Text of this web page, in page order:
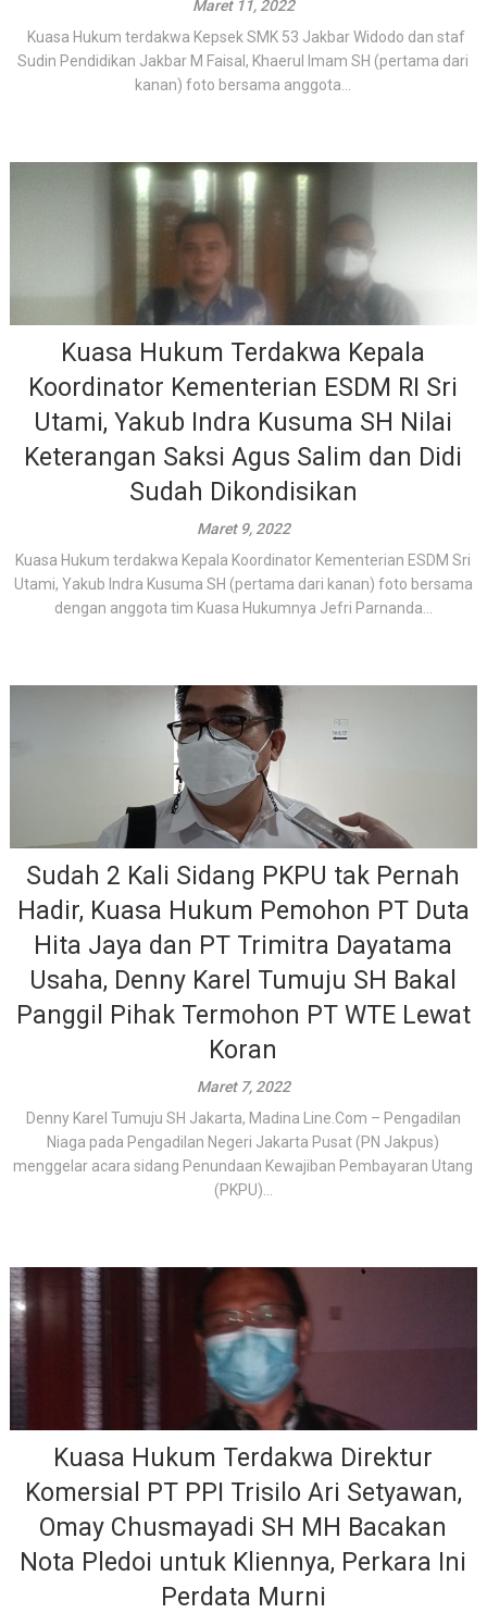
Maret 11, 2022
Kuasa Hukum terdakwa Kepsek SMK 53 Jakbar Widodo dan staf
Sudin Pendidikan Jakbar M Faisal, Khaerul Imam SH (pertama dari
kanan) foto bersama anggota...
Kuasa Hukum Terdakwa Kepala
Koordinator Kementerian ESDM RI Sri
Utami, Yakub Indra Kusuma SH Nilai
Keterangan Saksi Agus Salim dan Didi
Sudah Dikondisikan
Maret 9, 2022
Kuasa Hukum terdakwa Kepala Koordinator Kementerian ESDM Sri
Utami, Yakub Indra Kusuma SH (pertama dari kanan) foto bersama
dengan anggota tim Kuasa Hukumnya Jefri Parnanda...
Sudah 2 Kali Sidang PKPU tak Pernah
Hadir, Kuasa Hukum Pemohon PT Duta
Hita Jaya dan PT Trimitra Dayatama
Usaha, Denny Karel Tumuju SH Bakal
Panggil Pihak Termohon PT WTE Lewat
Koran
Maret 7, 2022
Denny Karel Tumuju SH Jakarta, Madina Line.Com – Pengadilan
Niaga pada Pengadilan Negeri Jakarta Pusat (PN Jakpus)
menggelar acara sidang Penundaan Kewajiban Pembayaran Utang
(PKPU)...
Kuasa Hukum Terdakwa Direktur
Komersial PT PPI Trisilo Ari Setyawan,
Omay Chusmayadi SH MH Bacakan
Nota Pledoi untuk Kliennya, Perkara Ini
Perdata Murni